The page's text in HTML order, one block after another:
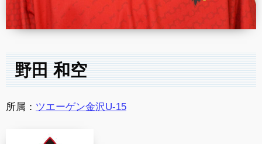
野田 和空
所属： ツエーゲン金沢U-15